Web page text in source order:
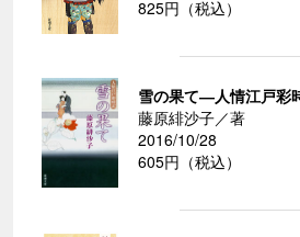
825円（税込）
雪の果て―人情江戸彩
藤原緋沙子／著
2016/10/28
605円（税込）